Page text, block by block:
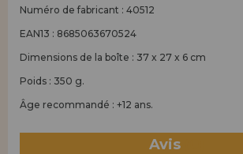
Numéro de fabricant : 40512
EAN13 : 8685063670524
Dimensions de la boîte : 37 x 27 x 6 cm
Poids : 350 g.
Âge recommandé : +12 ans.
Avis